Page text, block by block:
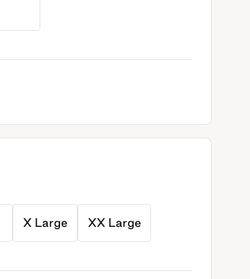
X Large XX Large